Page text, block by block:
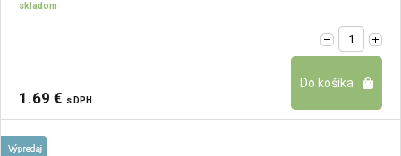
skladom
1.69 € s DPH